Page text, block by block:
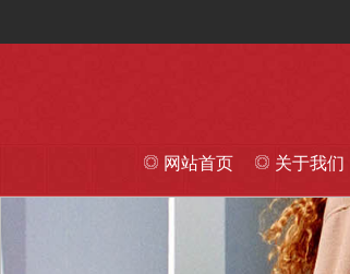
网站首页 关于我们